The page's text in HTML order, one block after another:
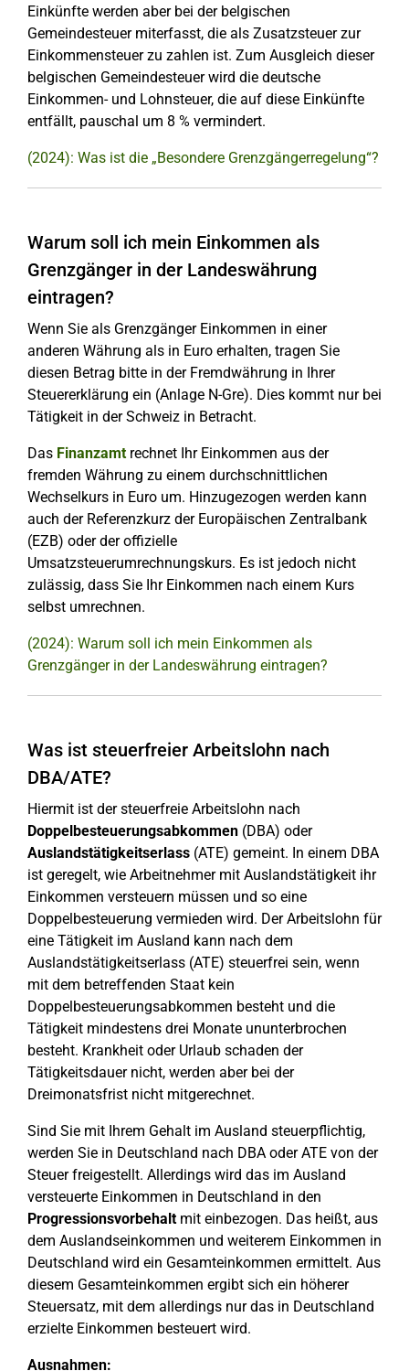
Einkünfte werden aber bei der belgischen
Gemeindesteuer miterfasst, die als Zusatzsteuer zur
Einkommensteuer zu zahlen ist. Zum Ausgleich dieser
belgischen Gemeindesteuer wird die deutsche
Einkommen- und Lohnsteuer, die auf diese Einkünfte
entfällt, pauschal um 8 % vermindert.
(2024): Was ist die „Besondere Grenzgängerregelung“?
Warum soll ich mein Einkommen als
Grenzgänger in der Landeswährung
eintragen?
Wenn Sie als Grenzgänger Einkommen in einer
anderen Währung als in Euro erhalten, tragen Sie
diesen Betrag bitte in der Fremdwährung in Ihrer
Steuererklärung ein (Anlage N-Gre). Dies kommt nur bei
Tätigkeit in der Schweiz in Betracht.
Das Finanzamtrechnet Ihr Einkommen aus der
fremden Währung zu einem durchschnittlichen
Wechselkurs in Euro um. Hinzugezogen werden kann
auch der Referenzkurz der Europäischen Zentralbank
(EZB) oder der offizielle
Umsatzsteuerumrechnungskurs. Es ist jedoch nicht
zulässig, dass Sie Ihr Einkommen nach einem Kurs
selbst umrechnen.
(2024): Warum soll ich mein Einkommen als
Grenzgänger in der Landeswährung eintragen?
Was ist steuerfreier Arbeitslohn nach
DBA/ATE?
Hiermit ist der steuerfreie Arbeitslohn nach
Doppelbesteuerungsabkommen (DBA) oder
Auslandstätigkeitserlass (ATE) gemeint. In einem DBA
ist geregelt, wie Arbeitnehmer mit Auslandstätigkeit ihr
Einkommen versteuern müssen und so eine
Doppelbesteuerung vermieden wird. Der Arbeitslohn für
eine Tätigkeit im Ausland kann nach dem
Auslandstätigkeitserlass (ATE) steuerfrei sein, wenn
mit dem betreffenden Staat kein
Doppelbesteuerungsabkommen besteht und die
Tätigkeit mindestens drei Monate ununterbrochen
besteht. Krankheit oder Urlaub schaden der
Tätigkeitsdauer nicht, werden aber bei der
Dreimonatsfrist nicht mitgerechnet.
Sind Sie mit Ihrem Gehalt im Ausland steuerpflichtig,
werden Sie in Deutschland nach DBA oder ATE von der
Steuer freigestellt. Allerdings wird das im Ausland
versteuerte Einkommen in Deutschland in den
Progressionsvorbehaltmit einbezogen. Das heißt, aus
dem Auslandseinkommen und weiterem Einkommen in
Deutschland wird ein Gesamteinkommen ermittelt. Aus
diesem Gesamteinkommen ergibt sich ein höherer
Steuersatz, mit dem allerdings nur das in Deutschland
erzielte Einkommen besteuert wird.
Ausnahmen: